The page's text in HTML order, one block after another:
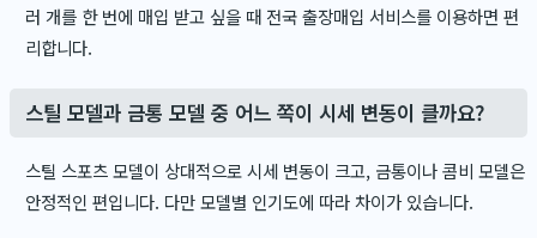
러 개를 한 번에 매입 받고 싶을 때 전국 출장매입 서비스를 이용하면 편
리합니다.
스틸 모델과 금통 모델 중 어느 쪽이 시세 변동이 클까요?
스틸 스포츠 모델이 상대적으로 시세 변동이 크고, 금통이나 콤비 모델은
안정적인 편입니다. 다만 모델별 인기도에 따라 차이가 있습니다.